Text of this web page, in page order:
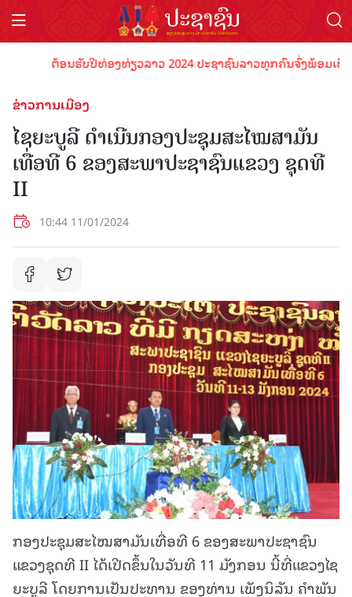
ຕ້ອນຮັບປີທ່ອງທ່ຽວລາວ 2024 ປະຊາຊົນລາວທຸກຄົນຈົ່ງພ້ອມເປັ
ຂ່າວການເມືອງ
ໄຊຍະບູລີ ດໍາເນີນກອງປະຊຸມສະໄໝສາມັນ
ເທື່ອທີ 6 ຂອງສະພາປະຊາຊົນແຂວງ ຊຸດທີ
II
10:44 11/01/2024
ກອງປະຊຸມສະໄໝສາມັນເທື່ອທີ 6 ຂອງສະພາປະຊາຊົນ
ແຂວງຊຸດທີ II ໄດ້ເປີດຂຶ້ນໃນວັນທີ 11 ມັງກອນ ນີ້ທີ່ແຂວງໄຊ
ຍະບູລີ ໂດຍການເປັນປະທານ ຂອງທ່ານ ເພັງນິລັນ ຄໍາພັນ